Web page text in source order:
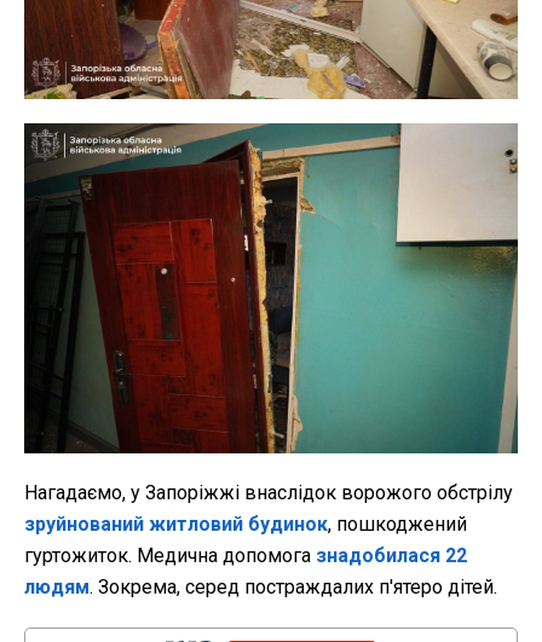
Нагадаємо, у Запоріжжі внаслідок ворожого обстрілу
зруйнований житловий будинок, пошкоджений
гуртожиток. Медична допомога знадобилася 22
людям. Зокрема, серед постраждалих п'ятеро дітей.